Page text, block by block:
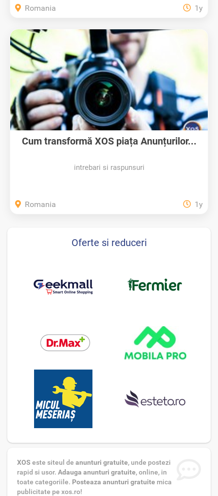
Romania 1y
Cum transformă XOS piața Anunțurilor...
intrebari si raspunsuri
Romania 1y
Oferte si reduceri
XOS este siteul de anunturi gratuite, unde postezi
rapid si usor. Adauga anunturi gratuite, online, in
toate categoriile. Posteaza anunturi gratuite mica
publicitate pe xos.ro!